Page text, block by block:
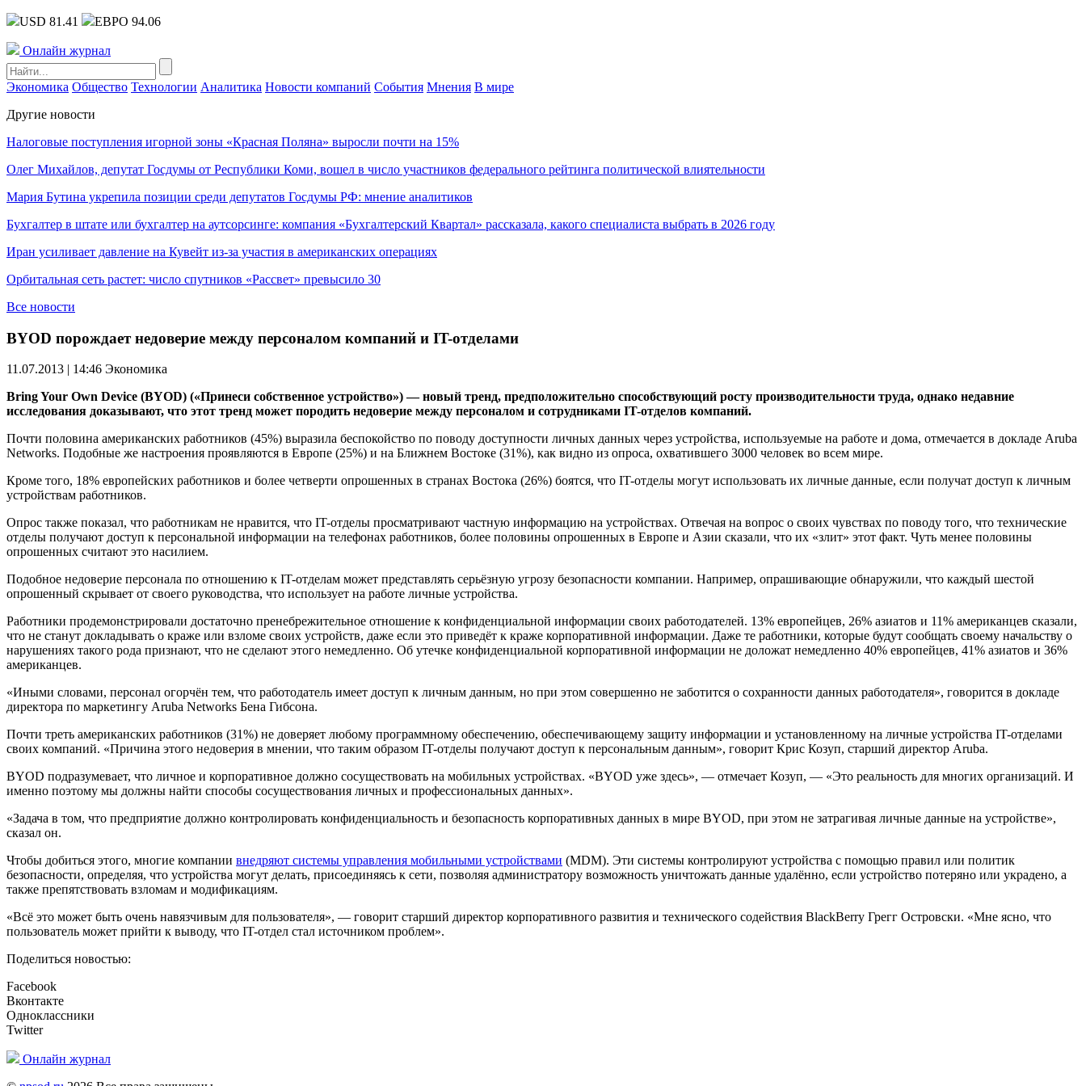
USD 81.41 ЕВРО 94.06
Онлайн журнал
Экономика Общество Технологии Аналитика Новости компаний События Мнения В мире
Другие новости
Налоговые поступления игорной зоны «Красная Поляна» выросли почти на 15%
Олег Михайлов, депутат Госдумы от Республики Коми, вошел в число участников федерального рейтинга политической влиятельности
Мария Бутина укрепила позиции среди депутатов Госдумы РФ: мнение аналитиков
Бухгалтер в штате или бухгалтер на аутсорсинге: компания «Бухгалтерский Квартал» рассказала, какого специалиста выбрать в 2026 году
Иран усиливает давление на Кувейт из-за участия в американских операциях
Орбитальная сеть растет: число спутников «Рассвет» превысило 30
Все новости
BYOD порождает недоверие между персоналом компаний и IT-отделами
11.07.2013 | 14:46 Экономика
Bring Your Own Device (BYOD) («Принеси собственное устройство») — новый тренд, предположительно способствующий росту производительности труда, однако недавние
исследования доказывают, что этот тренд может породить недоверие между персоналом и сотрудниками IT-отделов компаний.
Почти половина американских работников (45%) выразила беспокойство по поводу доступности личных данных через устройства, используемые на работе и дома, отмечается в докладе Aruba
Networks. Подобные же настроения проявляются в Европе (25%) и на Ближнем Востоке (31%), как видно из опроса, охватившего 3000 человек во всем мире.
Кроме того, 18% европейских работников и более четверти опрошенных в странах Востока (26%) боятся, что IT-отделы могут использовать их личные данные, если получат доступ к личным
устройствам работников.
Опрос также показал, что работникам не нравится, что IT-отделы просматривают частную информацию на устройствах. Отвечая на вопрос о своих чувствах по поводу того, что технические
отделы получают доступ к персональной информации на телефонах работников, более половины опрошенных в Европе и Азии сказали, что их «злит» этот факт. Чуть менее половины
опрошенных считают это насилием.
Подобное недоверие персонала по отношению к IT-отделам может представлять серьёзную угрозу безопасности компании. Например, опрашивающие обнаружили, что каждый шестой
опрошенный скрывает от своего руководства, что использует на работе личные устройства.
Работники продемонстрировали достаточно пренебрежительное отношение к конфиденциальной информации своих работодателей. 13% европейцев, 26% азиатов и 11% американцев сказали,
что не станут докладывать о краже или взломе своих устройств, даже если это приведёт к краже корпоративной информации. Даже те работники, которые будут сообщать своему начальству о
нарушениях такого рода признают, что не сделают этого немедленно. Об утечке конфиденциальной корпоративной информации не доложат немедленно 40% европейцев, 41% азиатов и 36%
американцев.
«Иными словами, персонал огорчён тем, что работодатель имеет доступ к личным данным, но при этом совершенно не заботится о сохранности данных работодателя», говорится в докладе
директора по маркетингу Aruba Networks Бена Гибсона.
Почти треть американских работников (31%) не доверяет любому программному обеспечению, обеспечивающему защиту информации и установленному на личные устройства IT-отделами
своих компаний. «Причина этого недоверия в мнении, что таким образом IT-отделы получают доступ к персональным данным», говорит Крис Козуп, старший директор Aruba.
BYOD подразумевает, что личное и корпоративное должно сосуществовать на мобильных устройствах. «BYOD уже здесь», — отмечает Козуп, — «Это реальность для многих организаций. И
именно поэтому мы должны найти способы сосуществования личных и профессиональных данных».
«Задача в том, что предприятие должно контролировать конфиденциальность и безопасность корпоративных данных в мире BYOD, при этом не затрагивая личные данные на устройстве»,
сказал он.
Чтобы добиться этого, многие компании внедряют системы управления мобильными устройствами (MDM). Эти системы контролируют устройства с помощью правил или политик
безопасности, определяя, что устройства могут делать, присоединяясь к сети, позволяя администратору возможность уничтожать данные удалённо, если устройство потеряно или украдено, а
также препятствовать взломам и модификациям.
«Всё это может быть очень навязчивым для пользователя», — говорит старший директор корпоративного развития и технического содействия BlackBerry Грегг Островски. «Мне ясно, что
пользователь может прийти к выводу, что IT-отдел стал источником проблем».
Поделиться новостью:
Facebook
Вконтакте
Одноклассники
Twitter
Онлайн журнал